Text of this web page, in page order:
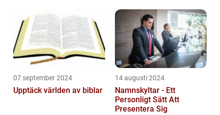
07 september 2024
Upptäck världen av biblar
14 augusti 2024
Namnskyltar - Ett
Personligt Sätt Att
Presentera Sig